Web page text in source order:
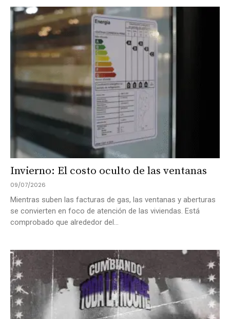
Invierno: El costo oculto de las ventanas
09/07/2026
Mientras suben las facturas de gas, las ventanas y aberturas
se convierten en foco de atención de las viviendas. Está
comprobado que alrededor del...